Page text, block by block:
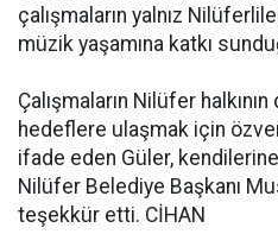
çalışmaların yalnız
müzik yaşamına katkı
Çalışmaların Nilüfer
hedeflere ulaşmak için
ifade eden Güler,
Nilüfer Belediye Başkanı
teşekkür etti. CİHAN